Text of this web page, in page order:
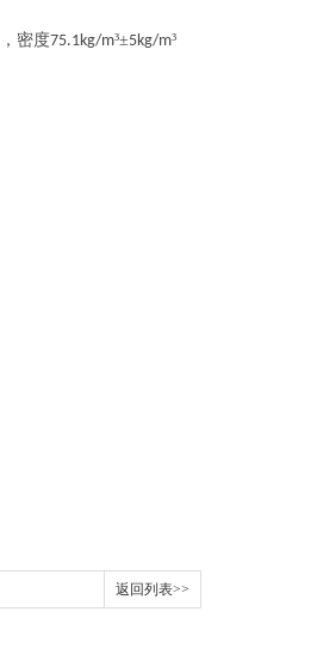
，密度75.1kg/m³±5kg/m³
返回列表>>